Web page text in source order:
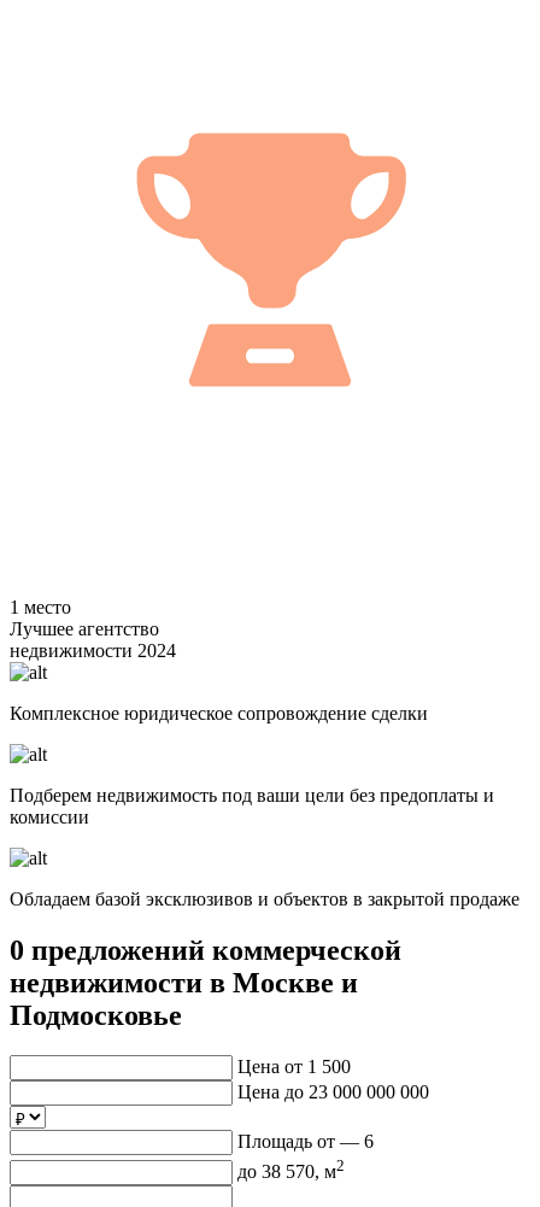
1 место
Лучшее агентство
недвижимости 2024
Комплексное юридическое сопровождение сделки
Подберем недвижимость под ваши цели без предоплаты и
комиссии
Обладаем базой эксклюзивов и объектов в закрытой продаже
0 предложений коммерческой
недвижимости в Москве и
Подмосковье
Цена от 1 500
Цена до 23 000 000 000
Площадь от — 6
до 38 570, м2